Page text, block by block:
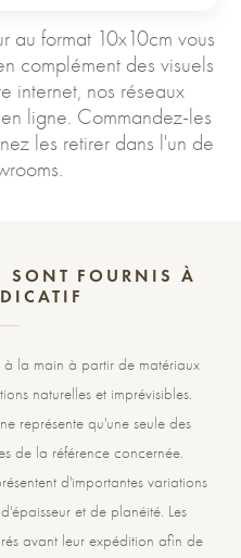
au format 10x10cm vous
complément des visuels
internet, nos réseaux
ligne. Commandez-les
les retirer dans l'un de
SONT FOURNIS À
à la main à partir de matériaux
naturelles et imprévisibles.
représente qu'une seule des
de la référence concernée.
d'importantes variations
et de planéité. Les
avant leur expédition afin de